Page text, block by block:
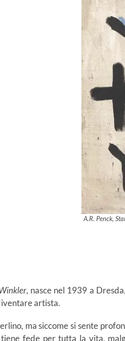
A.R. Penck,
, nasce nel 1939 a
artista.
ma siccome si sente
fede per tutta la vita,